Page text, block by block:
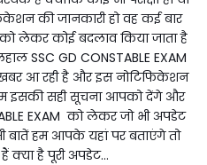
की जानकारी हो वह कई बार
लेकर कोई बदलाव किया जाता है
SSC GD CONSTABLE EXAM
आ रही है और इस नोटिफिकेशन
इसकी सही सूचना आपको देंगे और
EXAM को लेकर जो भी अपडेट
हम आपके यहां पर बताएंगे तो
क्या है पूरी अपडेट...